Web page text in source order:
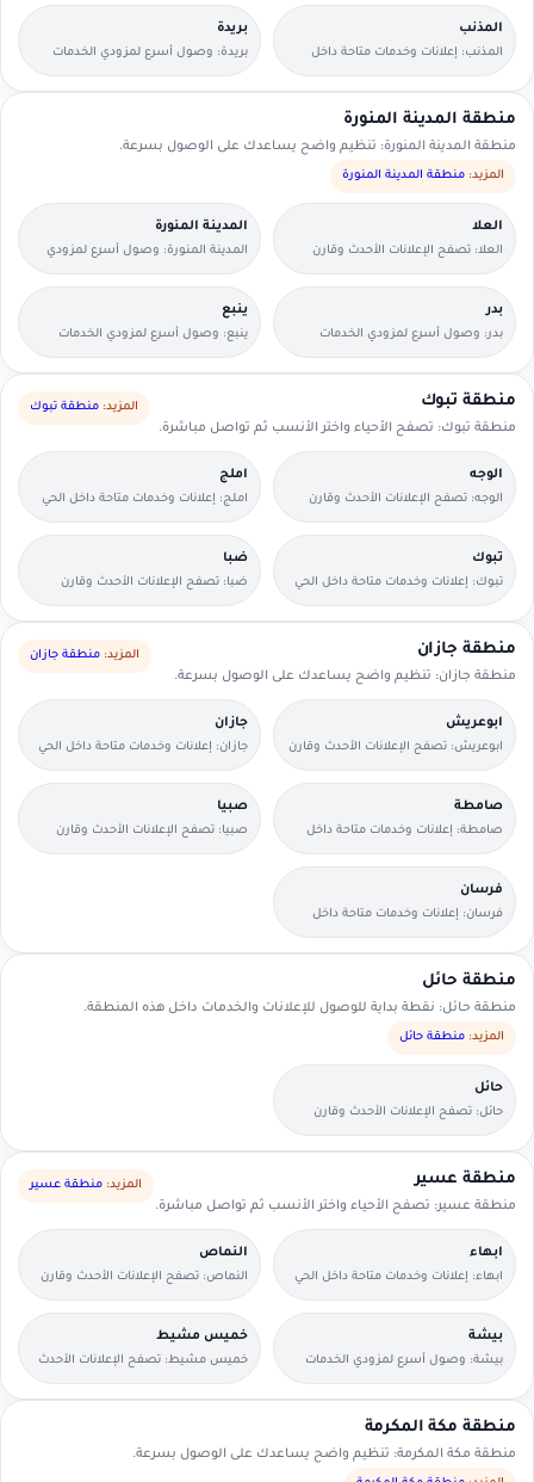
المذنب
المذنب: إعلانات وخدمات متاحة داخل
الحي مع وسائل تواصل مباشرة.
بريدة
بريدة: وصول أسرع لمزودي الخدمات
القريبين منك.
منطقة المدينة المنورة
منطقة المدينة المنورة: تنظيم واضح يساعدك على الوصول بسرعة.
المزيد: منطقة المدينة المنورة
العلا
العلا: تصفح الإعلانات الأحدث وقارن
التفاصيل بسرعة.
المدينة المنورة
المدينة المنورة: وصول أسرع لمزودي
الخدمات القريبين منك.
بدر
بدر: وصول أسرع لمزودي الخدمات
القريبين منك.
ينبع
ينبع: وصول أسرع لمزودي الخدمات
القريبين منك.
منطقة تبوك
منطقة تبوك: تصفح الأحياء واختر الأنسب ثم تواصل مباشرة.
المزيد: منطقة تبوك
الوجه
الوجه: تصفح الإعلانات الأحدث وقارن
التفاصيل بسرعة.
املج
املج: إعلانات وخدمات متاحة داخل الحي
مع وسائل تواصل مباشرة.
تبوك
تبوك: إعلانات وخدمات متاحة داخل الحي
مع وسائل تواصل مباشرة.
ضبا
ضبا: تصفح الإعلانات الأحدث وقارن
التفاصيل بسرعة.
منطقة جازان
منطقة جازان: تنظيم واضح يساعدك على الوصول بسرعة.
المزيد: منطقة جازان
ابوعريش
ابوعريش: تصفح الإعلانات الأحدث وقارن
التفاصيل بسرعة.
جازان
جازان: إعلانات وخدمات متاحة داخل الحي
مع وسائل تواصل مباشرة.
صامطة
صامطة: إعلانات وخدمات متاحة داخل
الحي مع وسائل تواصل مباشرة.
صبيا
صبيا: تصفح الإعلانات الأحدث وقارن
التفاصيل بسرعة.
فرسان
فرسان: إعلانات وخدمات متاحة داخل
الحي مع وسائل تواصل مباشرة.
منطقة حائل
منطقة حائل: نقطة بداية للوصول للإعلانات والخدمات داخل هذه المنطقة.
المزيد: منطقة حائل
حائل
حائل: تصفح الإعلانات الأحدث وقارن
التفاصيل بسرعة.
منطقة عسير
منطقة عسير: تصفح الأحياء واختر الأنسب ثم تواصل مباشرة.
المزيد: منطقة عسير
ابهاء
ابهاء: إعلانات وخدمات متاحة داخل الحي
مع وسائل تواصل مباشرة.
النماص
النماص: تصفح الإعلانات الأحدث وقارن
التفاصيل بسرعة.
بيشة
بيشة: وصول أسرع لمزودي الخدمات
القريبين منك.
خميس مشيط
خميس مشيط: تصفح الإعلانات الأحدث
وقارن التفاصيل بسرعة.
منطقة مكة المكرمة
منطقة مكة المكرمة: تنظيم واضح يساعدك على الوصول بسرعة.